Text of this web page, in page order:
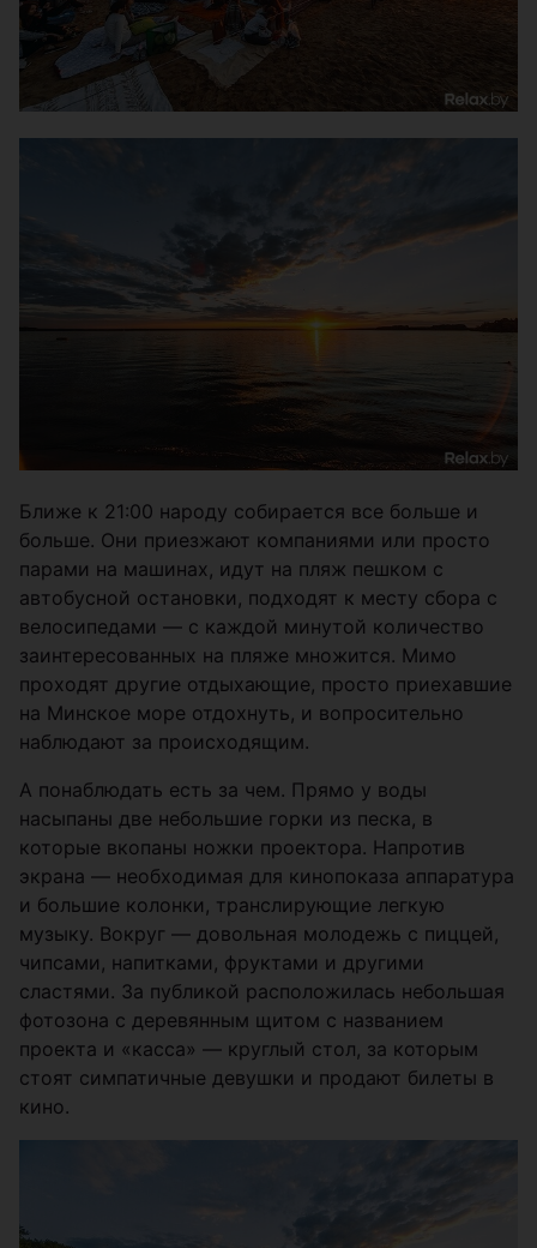
Ближе к 21:00 народу собирается все больше и
больше. Они приезжают компаниями или просто
парами на машинах, идут на пляж пешком с
автобусной остановки, подходят к месту сбора с
велосипедами — с каждой минутой количество
заинтересованных на пляже множится. Мимо
проходят другие отдыхающие, просто приехавшие
на Минское море отдохнуть, и вопросительно
наблюдают за происходящим.
А понаблюдать есть за чем. Прямо у воды
насыпаны две небольшие горки из песка, в
которые вкопаны ножки проектора. Напротив
экрана — необходимая для кинопоказа аппаратура
и большие колонки, транслирующие легкую
музыку. Вокруг — довольная молодежь с пиццей,
чипсами, напитками, фруктами и другими
сластями. За публикой расположилась небольшая
фотозона с деревянным щитом с названием
проекта и «касса» — круглый стол, за которым
стоят симпатичные девушки и продают билеты в
кино.